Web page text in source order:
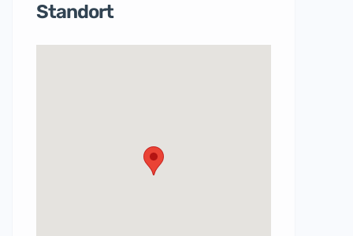
Standort